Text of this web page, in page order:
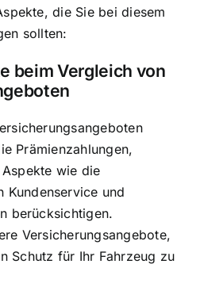
die Sie bei diesem
sollten:
beim Vergleich von
Prämienzahlungen,
wie die
Kundenservice und
berücksichtigen.
Versicherungsangebote,
Schutz für Ihr Fahrzeug zu